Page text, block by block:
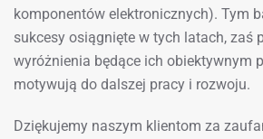
komponentów elektronicznych). Tym
sukcesy osiągnięte w tych latach, zaś
wyróżnienia będące ich obiektywnym
motywują do dalszej pracy i rozwoju.
Dziękujemy naszym klientom za